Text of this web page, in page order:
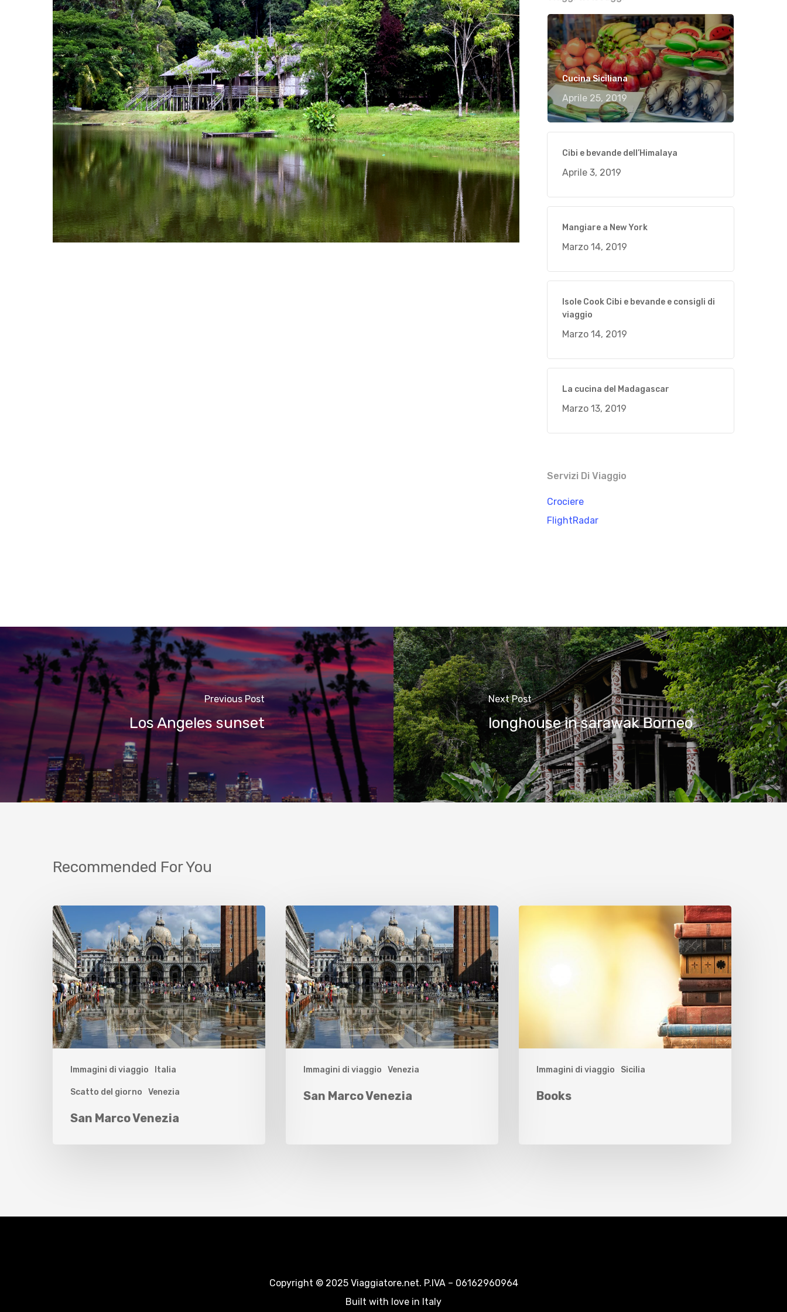
Hit enter to search or ESC to close
Cucina Siciliana
Aprile 25, 2019
Cibi e bevande dell’Himalaya
Aprile 3, 2019
Mangiare a New York
Marzo 14, 2019
Isole Cook Cibi e bevande e consigli di
viaggio
Marzo 14, 2019
La cucina del Madagascar
Marzo 13, 2019
Servizi Di Viaggio
Crociere
FlightRadar
Previous Post
Los Angeles sunset
Next Post
longhouse in sarawak Borneo
Recommended For You
Immagini di viaggio Italia
Scatto del giorno Venezia
San Marco Venezia
Immagini di viaggio Venezia
San Marco Venezia
Immagini di viaggio Sicilia
Books
Copyright © 2025 Viaggiatore.net. P.IVA – 06162960964
Built with love in Italy